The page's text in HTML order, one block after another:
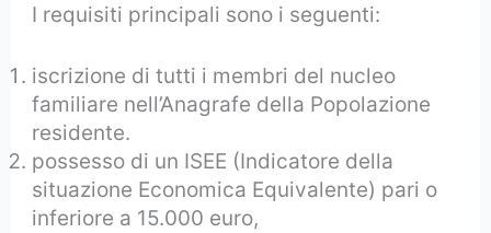
I requisiti principali sono i seguenti:
iscrizione di tutti i membri del nucleo
familiare nell’Anagrafe della Popolazione
residente.
possesso di un ISEE (Indicatore della
situazione Economica Equivalente) pari o
inferiore a 15.000 euro,